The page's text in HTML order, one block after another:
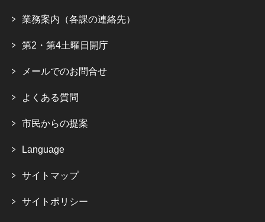
業務案内（各課の連絡先）
第2・第4土曜日開庁
メールでのお問合せ
よくある質問
市民からの提案
Language
サイトマップ
サイトポリシー